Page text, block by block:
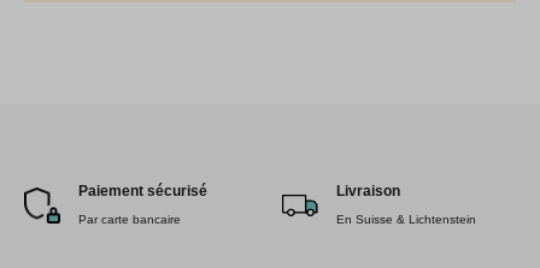
Paiement sécurisé
Par carte bancaire
Livraison
En Suisse & Lichtenstein